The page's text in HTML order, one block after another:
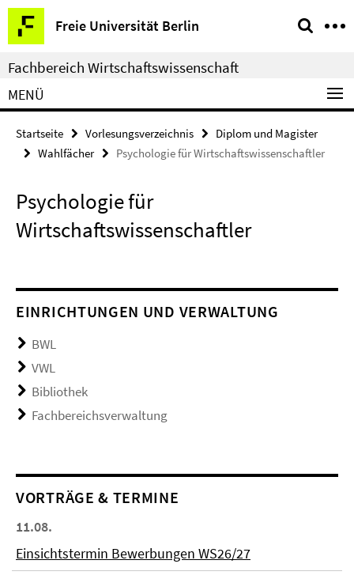
Springe
direkt
zu
Inhalt
Freie Universität Berlin
Service-
Navigation
Fachbereich Wirtschaftswissenschaft
MENÜ
Startseite Vorlesungsverzeichnis
Diplom und Magister
Wahlfächer
Psychologie für Wirtschaftswissenschaftler
Psychologie für
Wirtschaftswissenschaftler
EINRICHTUNGEN UND VERWALTUNG
BWL
VWL
Bibliothek
Fachbereichsverwaltung
VORTRÄGE & TERMINE
11.08.
Einsichtstermin Bewerbungen WS26/27